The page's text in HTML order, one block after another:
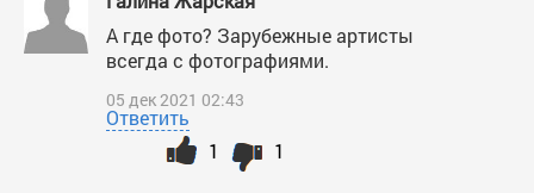
А где фото? Зарубежные артисты
всегда с фотографиями.
05 дек 2021 02:43
Ответить
1
1